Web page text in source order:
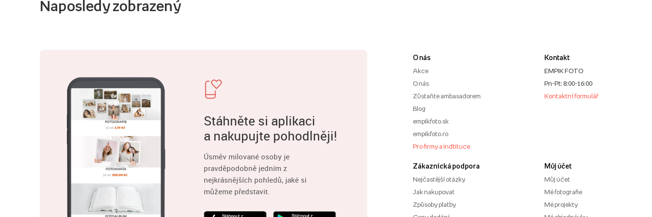
Naposledy zobrazený
Stáhněte si aplikaci
a nakupujte pohodlněji!
Úsměv milované osoby je
pravděpodobně jedním z
nejkrásnějších pohledů, jaké si
můžeme představit.
O nás
Akce
O nás
Zůstaňte ambasadorem
Blog
empikfoto.sk
empikfoto.ro
Pro firmy a indtituce
Zákaznícká podpora
Nejčastější otázky
Jak nakupovat
Způsoby platby
Kontakt
EMPIK FOTO
Pn-Pt: 8:00-16:00
Kontaktní formulář
Můj účet
Můj účet
Mé fotografie
Mé projekty